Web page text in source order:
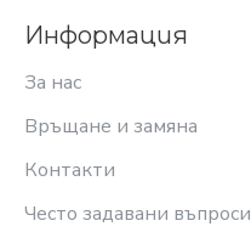
Информация
За нас
Връщане и замяна
Контакти
Често задавани въпроси